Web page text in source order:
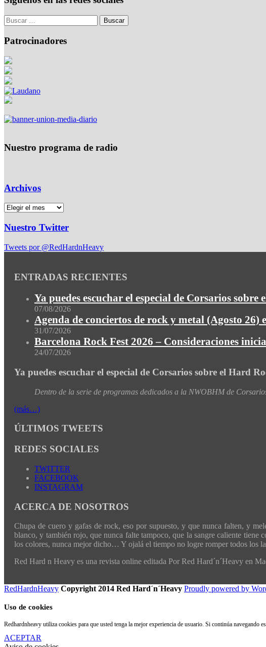
Patrocinadores
Nuestro programa de radio
Archivos
Nuestro Twitter
Tweets por @RedHardnHeavy
ENTRADAS RECIENTES
Ya puedes escuchar el especial de Corsarios
07/08/2026
Agenda de conciertos de rock y metal (Agosto 26)
31/07/2026
Barcelona Rock Fest 2026 – Consideraciones
24/07/2026
Ya puedes escuchar el especial de Corsarios sobre el Hard
Dentro de la serie de programas dedicados a la NWOBHM de
(más…)
ÚLTIMOS TWEETS
REDES SOCIALES
TWITTER
FACEBOOK
INSTAGRAM
ACERCA DE NOSOTROS
Chupa de cuero y gafas de rock, eso por supuesto, y que nunca falten, y
blanco, y también rojo, que nunca falte tampoco, que la sangre caliente
los colores, nunca mejor dicho… Y ojalá el tiempo no logre romper todos los
Red Hard n Heavy es una revista online editada Por Red Hard´n´Heavy en
RedHardnHeavy Copyright 2014 Red Hard´n´Heavy Proudly powered by
Uso de cookies
Redhardnheavy utiliza cookies para que usted tenga la mejor experiencia de usuario. Si continúa navegando
ACEPTAR